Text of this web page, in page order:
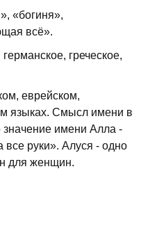
«богиня»,
всё».
германское, греческое,
еврейском,
языках. Смысл имени в
имени Алла -
руки». Алуся - одно
для женщин.